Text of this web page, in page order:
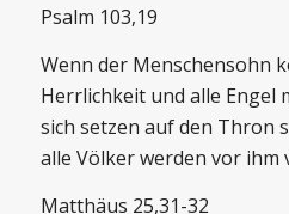
Psalm 103,19
Wenn der Menschensohn
Herrlichkeit und alle Engel
sich setzen auf den Thron
alle Völker werden vor ihm
Matthäus 25,31-32